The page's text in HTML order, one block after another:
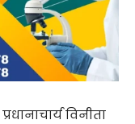
प्रधानाचार्य विनीता